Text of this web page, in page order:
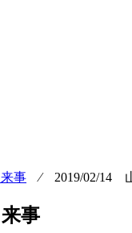
事 ⁄ 2019/02/14
事